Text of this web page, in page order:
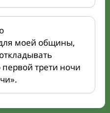
моей общины,
трети ночи